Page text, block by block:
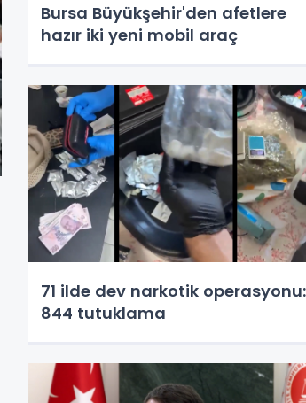
Bursa Büyükşehir'den afetlere
hazır iki yeni mobil araç
71 ilde dev narkotik operasyonu:
844 tutuklama